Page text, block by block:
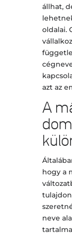
állhat,
oldalai.
azt az
A
hogy a
neve